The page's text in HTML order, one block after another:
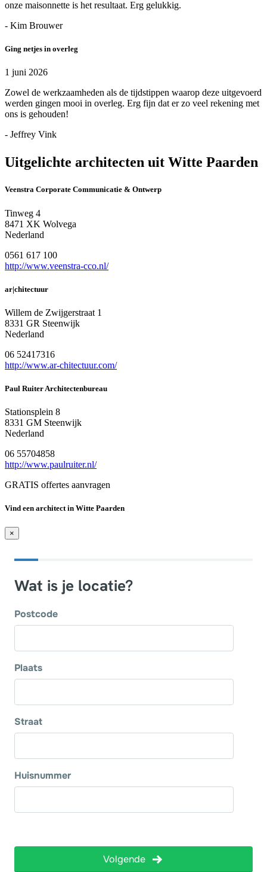
onze maisonnette is het resultaat. Erg gelukkig.
- Kim Brouwer
Ging netjes in overleg
1 juni 2026
Zowel de werkzaamheden als de tijdstippen waarop deze uitgevoerd
werden gingen mooi in overleg. Erg fijn dat er zo veel rekening met
ons is gehouden!
- Jeffrey Vink
Uitgelichte architecten uit Witte Paarden
Veenstra Corporate Communicatie & Ontwerp
Tinweg 4
8471 XK Wolvega
Nederland
0561 617 100
http://www.veenstra-cco.nl/
ar|chitectuur
Willem de Zwijgerstraat 1
8331 GR Steenwijk
Nederland
06 52417316
http://www.ar-chitectuur.com/
Paul Ruiter Architectenbureau
Stationsplein 8
8331 GM Steenwijk
Nederland
06 55704858
http://www.paulruiter.nl/
GRATIS offertes aanvragen
Vind een architect in Witte Paarden
×